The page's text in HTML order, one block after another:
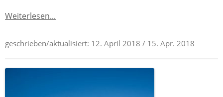
Weiterlesen...
geschrieben/aktualisiert: 12. April 2018 / 15. Apr. 2018